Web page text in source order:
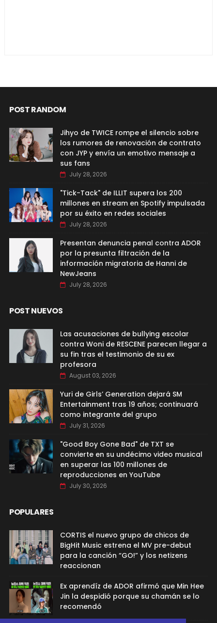
POST RANDOM
Jihyo de TWICE rompe el silencio sobre
los rumores de renovación de contrato
con JYP y envía un emotivo mensaje a
sus fans
July 28, 2026
"Tick-Tack" de ILLIT supera los 200
millones en stream en Spotify impulsada
por su éxito en redes sociales
July 28, 2026
Presentan denuncia penal contra ADOR
por la presunta filtración de la
información migratoria de Hanni de
NewJeans
July 28, 2026
POST NUEVOS
Las acusaciones de bullying escolar
contra Woni de RESCENE parecen llegar a
su fin tras el testimonio de su ex
profesora
August 03, 2026
Yuri de Girls’ Generation dejará SM
Entertainment tras 19 años; continuará
como integrante del grupo
July 31, 2026
"Good Boy Gone Bad" de TXT se
convierte en su undécimo video musical
en superar las 100 millones de
reproducciones en YouTube
July 30, 2026
POPULARES
CORTIS el nuevo grupo de chicos de
BigHit Music estrena el MV pre-debut
para la canción “GO!” y los netizens
reaccionan
Ex aprendíz de ADOR afirmó que Min Hee
Jin la despidió porque su chamán se lo
recomendó